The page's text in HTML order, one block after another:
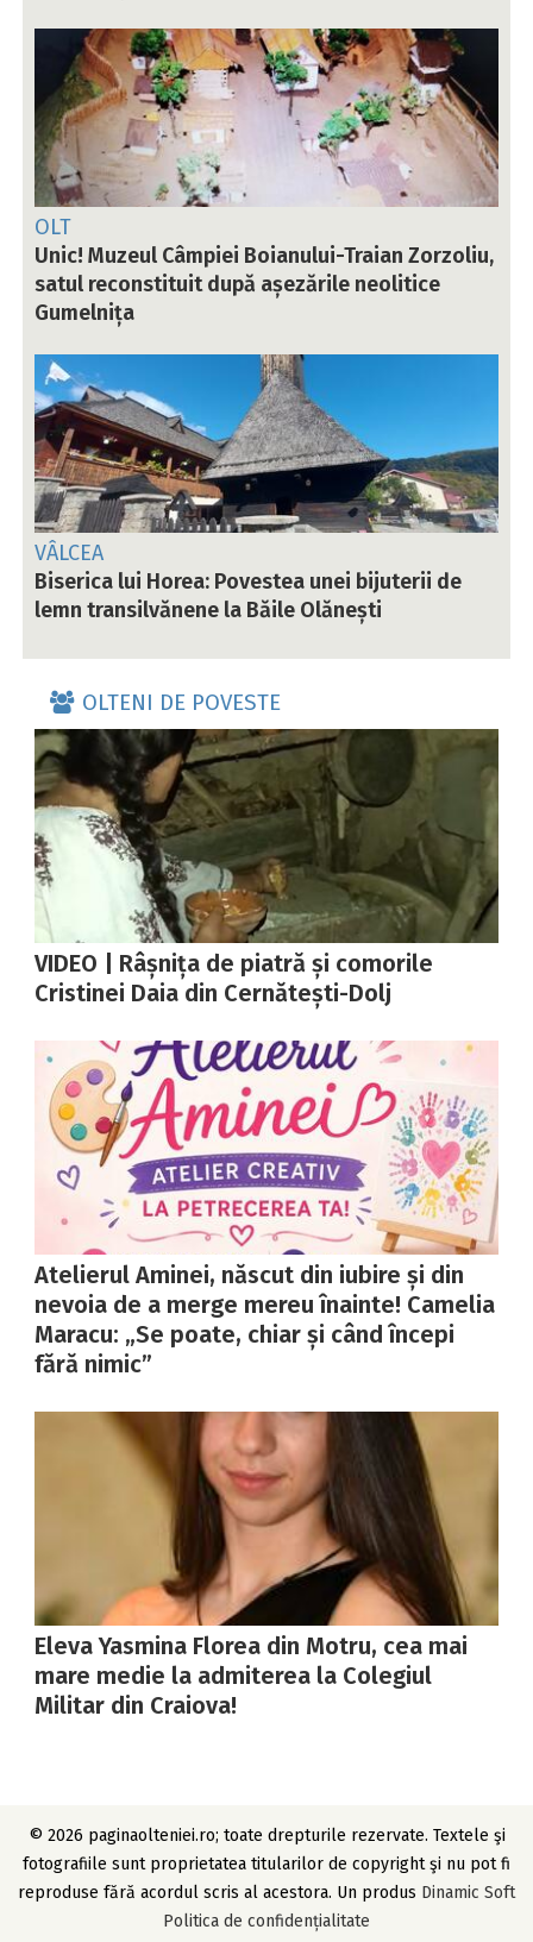
OLT
Unic! Muzeul Câmpiei Boianului-Traian Zorzoliu,
satul reconstituit după așezările neolitice
Gumelnița
VÂLCEA
Biserica lui Horea: Povestea unei bijuterii de
lemn transilvănene la Băile Olănești
OLTENI DE POVESTE
VIDEO | Râșnița de piatră și comorile
Cristinei Daia din Cernătești-Dolj
Atelierul Aminei, născut din iubire și din
nevoia de a merge mereu înainte! Camelia
Maracu: „Se poate, chiar și când începi
fără nimic”
Eleva Yasmina Florea din Motru, cea mai
mare medie la admiterea la Colegiul
Militar din Craiova!
© 2026 paginaolteniei.ro; toate drepturile rezervate. Textele şi
fotografiile sunt proprietatea titularilor de copyright şi nu pot fi
reproduse fără acordul scris al acestora. Un produs Dinamic Soft
Politica de confidențialitate